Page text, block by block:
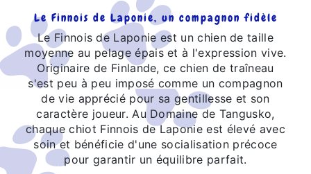
Le Finnois de Laponie, un compagnon fidèle
Le Finnois de Laponie est un chien de taille
moyenne au pelage épais et à l'expression vive.
Originaire de Finlande, ce chien de traîneau
s'est peu à peu imposé comme un compagnon
de vie apprécié pour sa gentillesse et son
caractère joueur. Au Domaine de Tangusko,
chaque chiot Finnois de Laponie est élevé avec
soin et bénéficie d'une socialisation précoce
pour garantir un équilibre parfait.